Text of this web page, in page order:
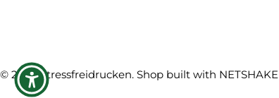
© 2026Stressfreidrucken. Shop built with NETSHAKE